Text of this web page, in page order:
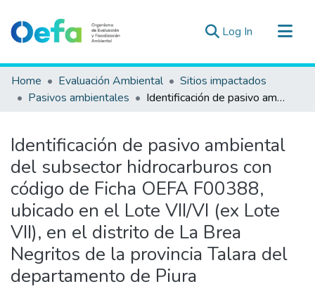
Log In (current)
Communities & Collections
All of DSpace
Estad. Externas
Guias ▾
Home Evaluación Ambiental
Sitios impactados
Pasivos ambientales
Identificación de pasivo ambiental del subsector hidrocarburos con código de Ficha OEFA F00388, ubicado en el Lote VII/VI (ex Lote VII), en el distrito de La Brea Negritos de la provincia Talara del departamento de Piura
Identificación de pasivo ambiental
del subsector hidrocarburos con
código de Ficha OEFA F00388,
ubicado en el Lote VII/VI (ex Lote
VII), en el distrito de La Brea
Negritos de la provincia Talara del
departamento de Piura